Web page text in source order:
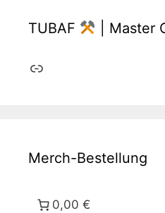
TUBAF | Master
Link
Merch-Bestellung
0,00 €